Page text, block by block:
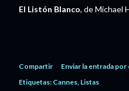
El Listón Blanco, de Michael
Compartir
Enviar la entrada
Etiquetas: Cannes Listas